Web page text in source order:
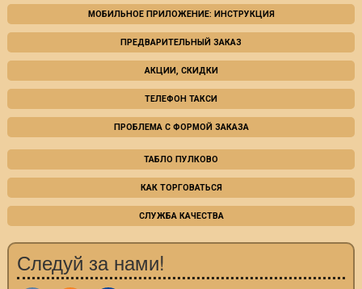
МОБИЛЬНОЕ ПРИЛОЖЕНИЕ: ИНСТРУКЦИЯ
ПРЕДВАРИТЕЛЬНЫЙ ЗАКАЗ
АКЦИИ, СКИДКИ
ТЕЛЕФОН ТАКСИ
ПРОБЛЕМА С ФОРМОЙ ЗАКАЗА
ТАБЛО ПУЛКОВО
КАК ТОРГОВАТЬСЯ
СЛУЖБА КАЧЕСТВА
Следуй за нами!